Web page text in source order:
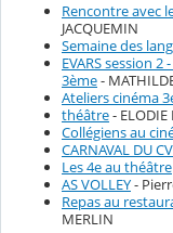
Rencontre avec
JACQUEMIN
Semaine des
EVARS session
3ème-
Ateliers cinéma
théâtre- ELODIE
Collégiens au
CARNAVAL DU
Les 4e au théâtre
AS VOLLEY-
Repas au
MERLIN